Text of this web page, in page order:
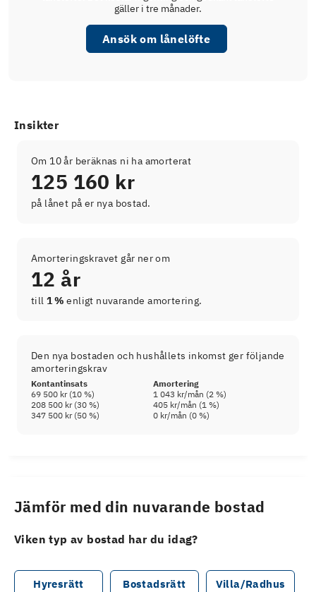
gäller i tre månader.
Ansök om lånelöfte
Insikter
Om 10 år beräknas ni ha amorterat
125 160 kr
på lånet på er nya bostad.
Amorteringskravet går ner om
12 år
till 1 % enligt nuvarande amortering.
Den nya bostaden och hushållets inkomst ger följande
amorteringskrav
Kontantinsats
Amortering
69 500 kr(10 %) 1 043 kr/mån (2 %)
208 500 kr(30 %) 405 kr/mån (1 %)
347 500 kr(50 %) 0 kr/mån (0 %)
Jämför med din nuvarande bostad
Viken typ av bostad har du idag?
Hyresrätt Bostadsrätt Villa/Radhus